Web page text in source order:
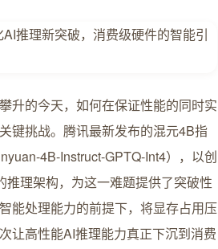
升的今天，如何在保证性能的同时实
键挑战。腾讯最新发布的混元4B指
4B-Instruct-GPTQ-Int4），以创
理架构，为这一难题提供了突破性
能处理能力的前提下，将显存占用压
让高性能AI推理能力真正下沉到消费